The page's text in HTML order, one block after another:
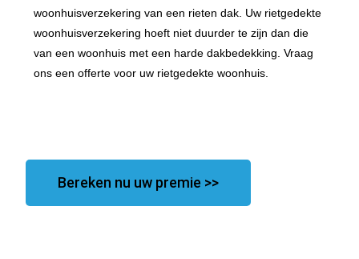
woonhuisverzekering van een rieten dak. Uw rietgedekte
woonhuisverzekering hoeft niet duurder te zijn dan die
van een woonhuis met een harde dakbedekking. Vraag
ons een offerte voor uw rietgedekte woonhuis.
Bereken nu uw premie >>